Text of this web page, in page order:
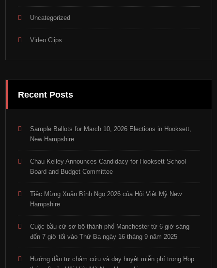
Uncategorized
Video Clips
Recent Posts
Sample Ballots for March 10, 2026 Elections in Hooksett,
New Hampshire
Chau Kelley Announces Candidacy for Hooksett School
Board and Budget Committee
Tiệc Mừng Xuân Bính Ngọ 2026 của Hội Việt Mỹ New
Hampshire
Cuộc bầu cử sơ bộ thành phố Manchester từ 6 giờ sáng
đến 7 giờ tối vào Thứ Ba ngày 16 tháng 9 năm 2025
Hướng dẫn tự châm cứu và day huyệt miễn phí trọng Họp